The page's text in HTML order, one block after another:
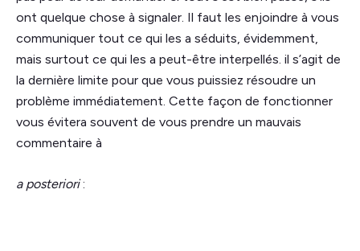
ont quelque chose à signaler. Il faut les enjoindre à vous
communiquer tout ce qui les a séduits, évidemment,
mais surtout ce qui les a peut-être interpellés. il s’agit de
la dernière limite pour que vous puissiez résoudre un
problème immédiatement. Cette façon de fonctionner
vous évitera souvent de vous prendre un mauvais
commentaire à
a posteriori: